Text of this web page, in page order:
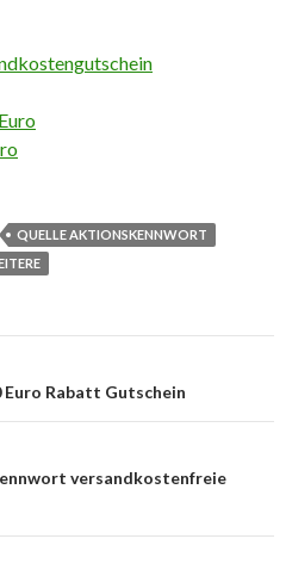
QUELLE AKTIONSKENNWORT
Euro Rabatt Gutschein
versandkostenfreie